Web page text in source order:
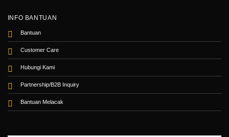
INFO BANTUAN
Bantuan
Customer Care
Hubungi Kami
Partnership/B2B Inquiry
Bantuan Melacak